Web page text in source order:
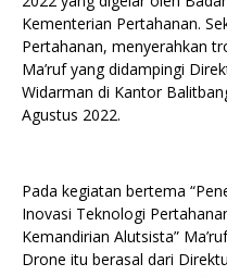
Kementerian Pertahanan.
Pertahanan, menyerahkan
Ma’ruf yang didampingi
Widarman di Kantor
Agustus 2022.
Pada kegiatan bertema
Inovasi Teknologi
Kemandirian Alutsista”
Drone itu berasal dari